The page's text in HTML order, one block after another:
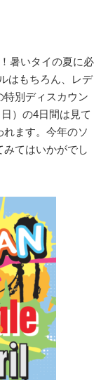
暑いタイの夏に必
はもちろん、レデ
特別ディスカウン
）の4日間は見て
ます。今年のソ
てはいかがでし